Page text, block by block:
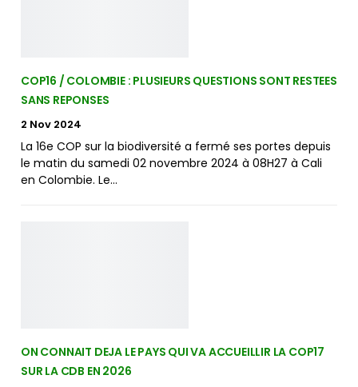
COP16 / COLOMBIE : PLUSIEURS QUESTIONS SONT RESTEES
SANS REPONSES
2 Nov 2024
La 16e COP sur la biodiversité a fermé ses portes depuis
le matin du samedi 02 novembre 2024 à 08H27 à Cali
en Colombie. Le…
ON CONNAIT DEJA LE PAYS QUI VA ACCUEILLIR LA COP17
SUR LA CDB EN 2026